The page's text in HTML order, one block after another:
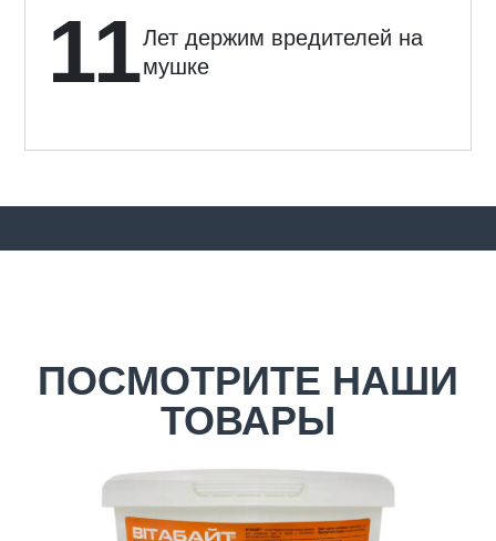
11Лет держим вредителей на
мушке
ПОСМОТРИТЕ НАШИ
ТОВАРЫ